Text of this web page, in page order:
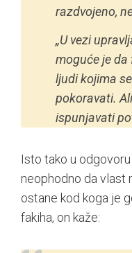
razdvojeno,
„U vezi
moguće je da
ljudi kojima
pokoravati.
ispunjavati
Isto tako u
neophodno da vlast
ostane kod koga je
fakiha, on kaže: